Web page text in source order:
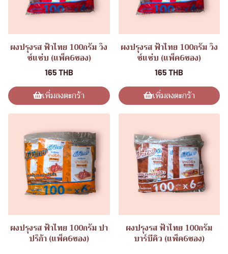
ผงปรุงรส ฟ้าไทย 100กรัม วิง
ซ์แซ่บ (แพ็ค6ซอง)
165 THB
เพิ่มลงตะกร้า
ผงปรุงรส ฟ้าไทย 100กรัม วิง
ซ์แซ่บ (แพ็ค6ซอง)
165 THB
เพิ่มลงตะกร้า
ผงปรุงรส ฟ้าไทย 100กรัม ปา
ปริก้า (แพ็ค6ซอง)
ผงปรุงรส ฟ้าไทย 100กรัม
บาร์บีคิว (แพ็ค6ซอง)